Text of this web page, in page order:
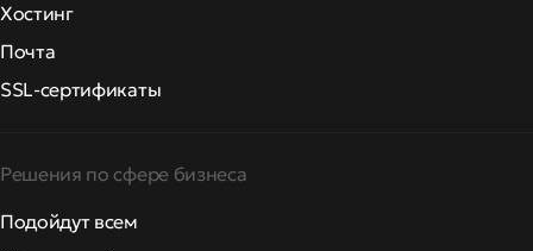
Хостинг
Почта
SSL-сертификаты
Решения по сфере бизнеса
Подойдут всем